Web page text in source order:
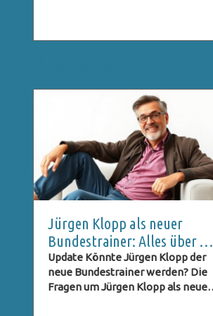
Jürgen Klopp als neuer
Bundestrainer: Alles über die
DFB-Pressekonferenz und
Live-Stream
Update Könnte Jürgen Klopp der
neue Bundestrainer werden? Die
Fragen um Jürgen Klopp als neuer